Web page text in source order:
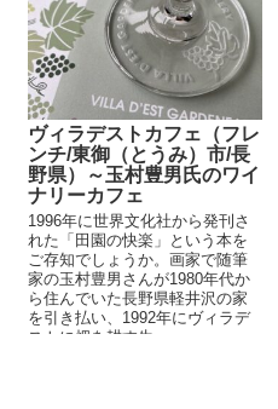
ヴィラデストカフェ（フレ
ンチ/東御（とうみ）市/長
野県）～玉村豊男氏のワイ
ナリーカフェ
1996年に世界文化社から発刊さ
れた「田園の快楽」という本を
ご存知でしょうか。画家で随筆
家の玉村豊男さんが1980年代か
ら住んでいた長野県軽井沢の家
を引き払い、1992年にヴィラデ
ストに畑を耕す生...